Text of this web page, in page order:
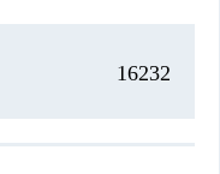
16232